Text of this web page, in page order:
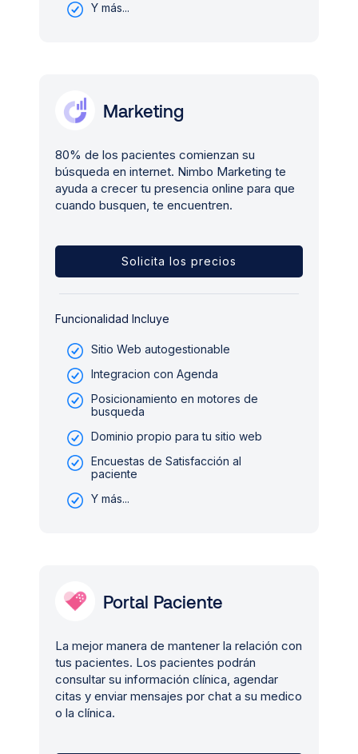
Y más...
Marketing
80% de los pacientes comienzan su
búsqueda en internet. Nimbo Marketing te
ayuda a crecer tu presencia online para que
cuando busquen, te encuentren.
Solicita los precios
Funcionalidad Incluye
Sitio Web autogestionable
Integracion con Agenda
Posicionamiento en motores de
busqueda
Dominio propio para tu sitio web
Encuestas de Satisfacción al
paciente
Y más...
Portal Paciente
La mejor manera de mantener la relación con
tus pacientes. Los pacientes podrán
consultar su información clínica, agendar
citas y enviar mensajes por chat a su medico
o la clínica.